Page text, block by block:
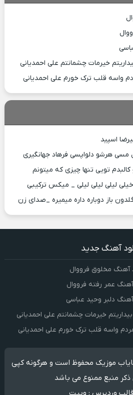
خیرمات چشمانتم علی احمدیانی
واسه قلب ترک خورم علی احمدیانی
مسی هرشو دلواپسی فرهاد جهانگیری
تویی تنها چیزی که میتونم
لیلی لیلی لیلی _ میکس ترکیبی
باز دوباره داره میمیره _صدای زن
آهنگ جدید
آهنگ مخلوق فرووال
آهنگ عمر رفته فرووال
آهنگ دلبر وحید عباسی
خیرمات چشمانتم علی احمدیانی
مردم واسه قلب ترک خورم علی احمدیانی
موزیک محفوظ است و هرگونه کپی
ذکر منبع ممنوع می باشد